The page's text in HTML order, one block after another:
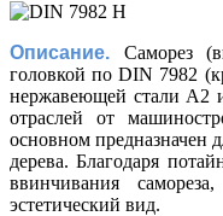
Описание. Саморез
головкой по DIN 7982
нержавеющей стали А2
отраслей от
основном предназначен
дерева. Благодаря
ввинчивания
эстетический вид.